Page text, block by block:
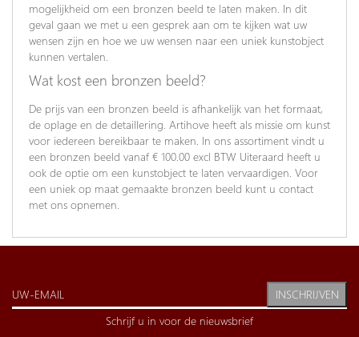
mogelijkheid om een bronzen beeld te laten maken. In dit
geval gaan we met u een gesprek aan om te kijken wat uw
wensen zijn en hoe we uw wensen naar een uniek kunstobject
kunnen vertalen.
Wat kost een bronzen beeld?
De prijs van een bronzen beeld is afhankelijk van het formaat,
de oplage en de detaillering. Artihove heeft als missie om kunst
voor iedereen bereikbaar te maken. In ons assortiment vindt u
een bronzen beeld vanaf € 100.00 excl BTW Uiteraard heeft u
ook de optie om een kunstobject te laten vervaardigen. Voor
een uniek op maat gemaakte bronzen beeld kunt u contact
met ons opnemen.
INSCHRIJVEN
Schrijf u in voor de nieuwsbrief